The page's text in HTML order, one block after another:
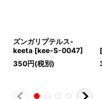
ズンガリプテルス-
keeta [kee-S-0047]
350円(税別)
[